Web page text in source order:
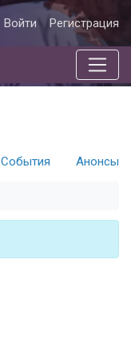
Войти Регистрация
События Анонсы